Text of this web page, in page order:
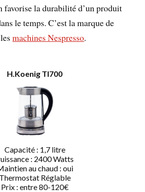
la durabilité d’un produit
le temps. C’est la marque de
lesmachines Nespresso.
H.Koenig TI700
Capacité : 1,7 litre
: 2400 Watts
au chaud : oui
Thermostat Réglable
Prix : entre 80-120€